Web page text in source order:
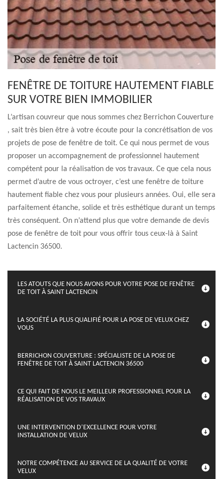
FENÊTRE DE TOITURE HAUTEMENT FIABLE
SUR VOTRE BIEN IMMOBILIER
L’artisan couvreur que nous sommes chez Berrichon Couverture
, sait très bien être à votre écoute pour la concrétisation de vos
projets de pose de fenêtre de toit. Ce qui nous permet de vous
proposer un accompagnement de professionnel hautement
compétent pour la réalisation de vos travaux. Ce que cela nous
permet d’autre de vous octroyer, c’est une fenêtre de toiture
hautement fiable chez vous pour plusieurs années. Oui, elle sera
parfaitement étanche, solide et très esthétique durant un temps
très conséquent. On n’attend plus que votre demande de devis
pose de fenêtre de toit pour vous offrir tous ceux-là à Saint
Lactencin 36500.
LES ATOUTS QUE NOUS AVONS POUR VOTRE POSE DE FENÊTRE
DE TOIT À SAINT LACTENCIN
LA SOCIÉTÉ LA PLUS QUALIFIÉ POUR LA POSE DE VELUX CHEZ
VOUS
BERRICHON COUVERTURE : SPÉCIALISTE DE LA POSE DE
FENÊTRE DE TOIT À SAINT LACTENCIN 36500
CE QUI FAIT DE NOUS LE MEILLEUR PROFESSIONNEL POUR LA
RÉALISATION DE VOS TRAVAUX
UNE INTERVENTION D’EXCELLENCE POUR VOTRE
INSTALLATION DE VELUX
NOTRE COMPÉTENCE AU SERVICE DE LA QUALITÉ DE VOTRE
VELUX